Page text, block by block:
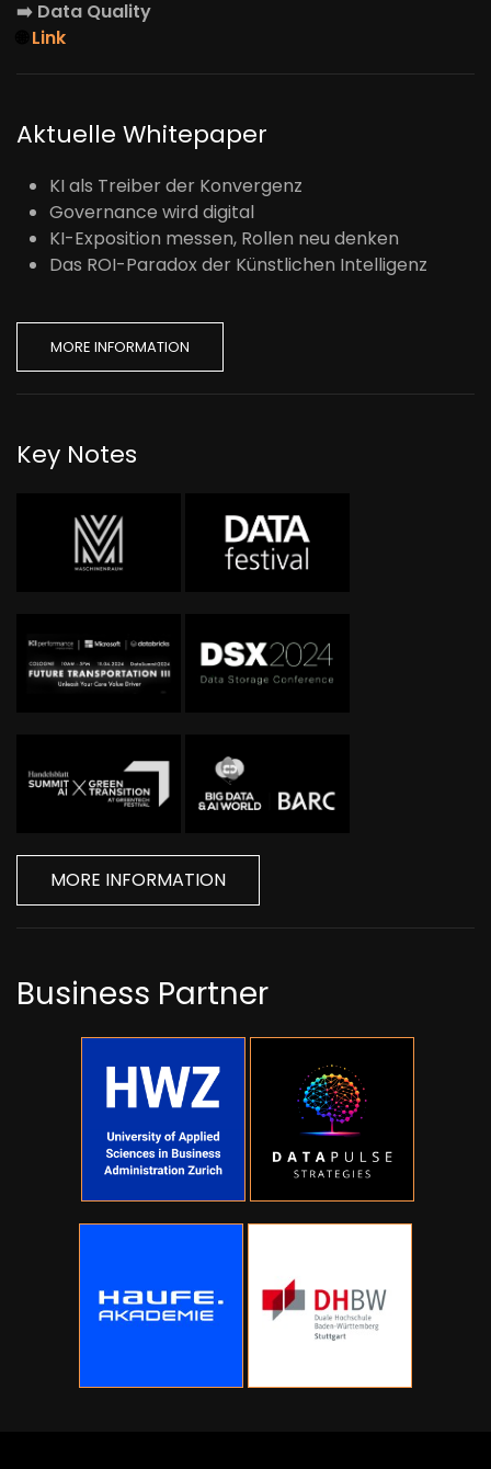
➡️ Data Quality
Link
Aktuelle Whitepaper
KI als Treiber der Konvergenz
Governance wird digital
KI-Exposition messen, Rollen neu denken
Das ROI-Paradox der Künstlichen Intelligenz
MORE INFORMATION
Key Notes
MORE INFORMATION
Business Partner